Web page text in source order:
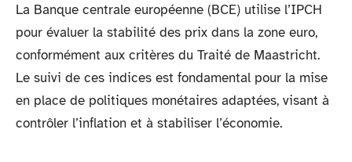
La Banque centrale européenne (BCE) utilise l’IPCH
pour évaluer la stabilité des prix dans la zone euro,
conformément aux critères du Traité de Maastricht.
Le suivi de ces indices est fondamental pour la mise
en place de politiques monétaires adaptées, visant à
contrôler l’inflation et à stabiliser l’économie.